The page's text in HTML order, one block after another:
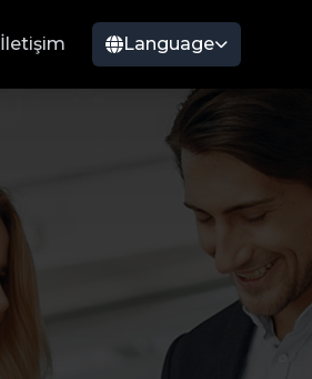
İletişim Language